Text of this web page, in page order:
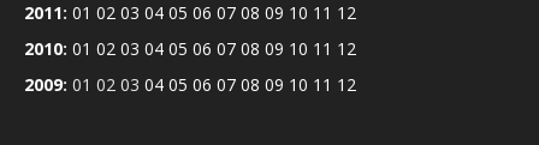
2011: 01 02 03 04 05 06 07 08 09 10 11 12
2010: 01 02 03 04 05 06 07 08 09 10 11 12
2009: 01 02 03 04 05 06 07 08 09 10 11 12